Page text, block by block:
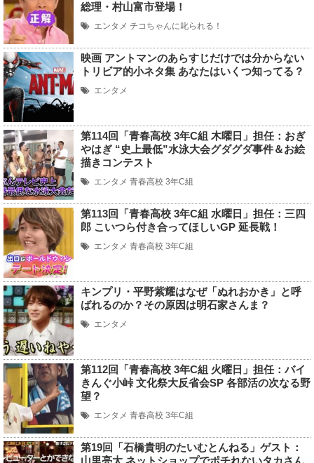
総理・村山富市登場！
エンタメ チコちゃんに叱られる！
映画 アントマンのあらすじだけでは分からない
トリビア的小ネタ集 あなたはいくつ知ってる？
エンタメ
第114回「青春高校 3年C組 木曜日」担任：おぎ
やはぎ “史上最低”水泳大会グダグダ事件＆お絵
描きコンテスト
エンタメ 青春高校 3年C組
第113回「青春高校 3年C組 水曜日」担任：三四
郎 こいつら付き合ってほしいGP 延長戦！
エンタメ 青春高校 3年C組
キンプリ・平野紫耀はなぜ「ぬれおかき」と呼
ばれるのか？その原因は明石家さんま？
エンタメ
第112回「青春高校 3年C組 火曜日」担任：バイ
きんぐ小峠 文化祭大反省会SP 各部活の次なる野
望？
エンタメ 青春高校 3年C組
第19回「石橋貴明のたいむとんねる」ゲスト：
山里亮太 ネットショップでポチれないタカさん